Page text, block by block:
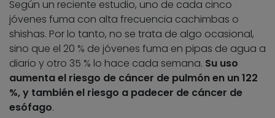
Según un reciente estudio, uno de cada cinco
jóvenes fuma con alta frecuencia cachimbas o
shishas. Por lo tanto, no se trata de algo ocasional,
sino que el 20 % de jóvenes fuma en pipas de agua a
diario y otro 35 % lo hace cada semana. Su uso
aumenta el riesgo de cáncer de pulmón en un 122
%, y también el riesgo a padecer de cáncer de
esófago.